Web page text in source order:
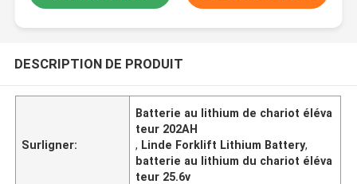
DESCRIPTION DE PRODUIT
Surligner:
Batterie au lithium de chariot éléva
teur 202AH
, Linde Forklift Lithium Battery,
batterie au lithium du chariot éléva
teur 25.6v